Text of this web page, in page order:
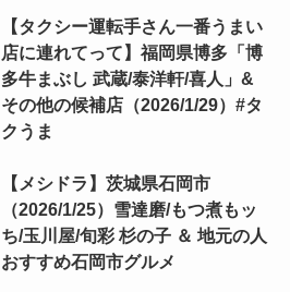
【タクシー運転手さん一番うまい
店に連れてって】福岡県博多「博
多牛まぶし 武蔵/泰洋軒/喜人」&
その他の候補店（2026/1/29）#タ
クうま
【メシドラ】茨城県石岡市
（2026/1/25）雪達磨/もつ煮もッ
ち/玉川屋/旬彩 杉の子 ＆ 地元の人
おすすめ石岡市グルメ